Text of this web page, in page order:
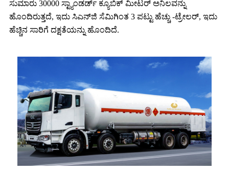
ಸುಮಾರು 30000 ಸ್ಟ್ಯಾಂಡರ್ಡ್ ಕ್ಯೂಬಿಕ್ ಮೀಟರ್ ಅನಿಲವನ್ನು
ಹೊಂದಿರುತ್ತದೆ, ಇದು ಸಿಎನ್‌ಜಿ ಸೆಮಿಗಿಂತ 3 ಪಟ್ಟು ಹೆಚ್ಚು -ಟ್ರೇಲರ್, ಇದು
ಹೆಚ್ಚಿನ ಸಾರಿಗೆ ದಕ್ಷತೆಯನ್ನು ಹೊಂದಿದೆ.